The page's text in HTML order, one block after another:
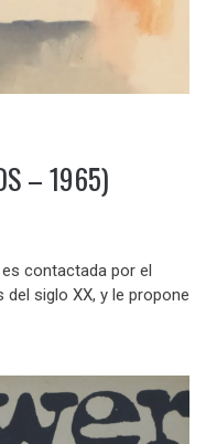
– 1965)
contactada por el
siglo XX, y le propone